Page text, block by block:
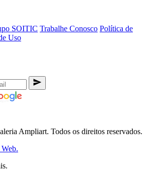
SOITIC Trabalhe Conosco Política de
Uso
Ampliart. Todos os direitos reservados.